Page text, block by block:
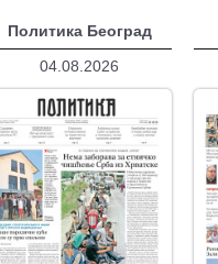
Политика Београд
04.08.2026